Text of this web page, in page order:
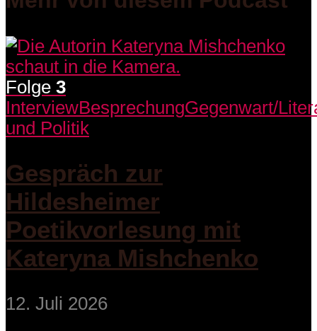
Folge 3
InterviewBesprechungGegenwart/
und Politik
Gespräch zur
Hildesheimer
Poetikvorlesung mit
Kateryna Mishchenko
12. Juli 2026